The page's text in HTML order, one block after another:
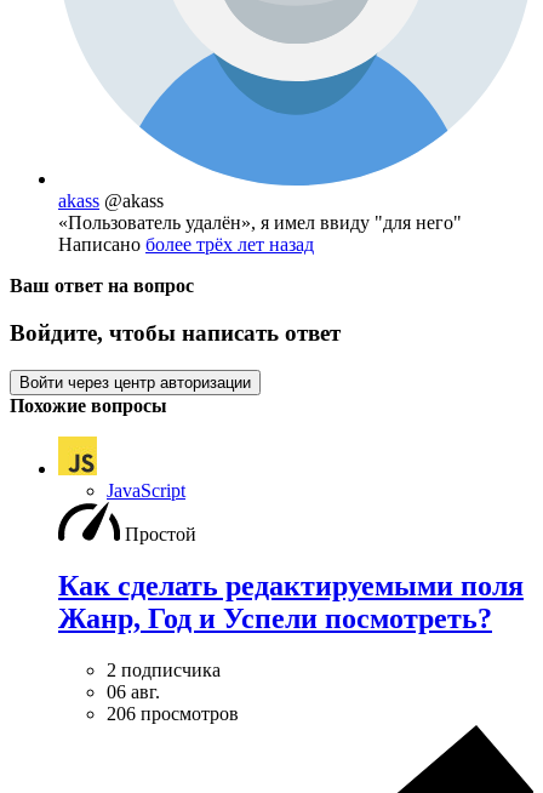
akass @akass
«Пользователь удалён», я имел ввиду "для него"
Написано более трёх лет назад
Ваш ответ на вопрос
Войдите, чтобы написать ответ
Войти через центр авторизации
Похожие вопросы
JavaScript
Простой
Как сделать редактируемыми поля
Жанр, Год и Успели посмотреть?
2 подписчика
06 авг.
206 просмотров